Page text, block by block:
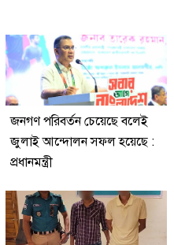
জনগণ পরিবর্তন চেয়েছে বলেই
জুলাই আন্দোলন সফল হয়েছে :
প্রধানমন্ত্রী